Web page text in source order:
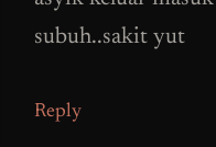
subuh..sakit yut
Reply